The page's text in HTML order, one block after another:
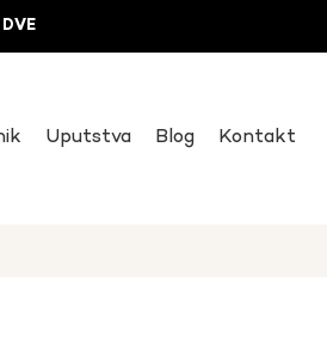
Uputstva Blog Kontakt